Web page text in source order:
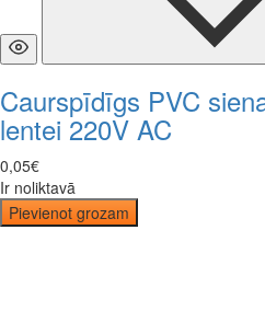
Caurspīdīgs PVC
lentei 220V AC
0,05€
Ir noliktavā
Pievienot grozam